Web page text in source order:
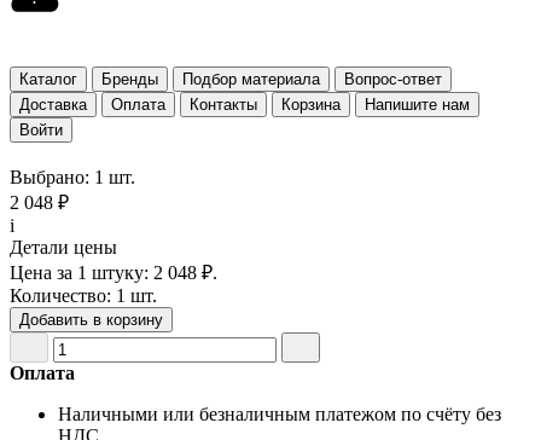
Каталог Бренды Подбор материала
Вопрос-ответ
Доставка
Оплата Контакты Корзина
Напишите нам
Войти
Выбрано: 1 шт.
2 048 ₽
i
Детали цены
Цена за 1 штуку: 2 048 ₽.
Количество: 1 шт.
Добавить в корзину
Оплата
Наличными или безналичным платежом по счёту без
НДС.